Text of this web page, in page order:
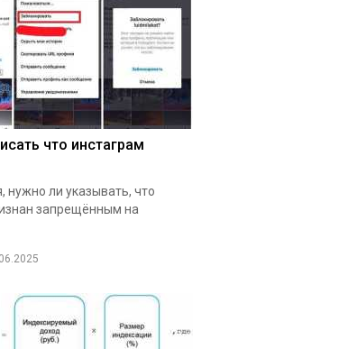
что инстаграм
нужно ли указывать, что
запрещённым на